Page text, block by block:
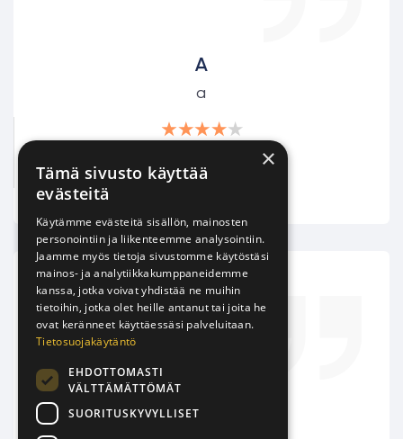
A
a
a ×
Tämä sivusto käyttää
evästeitä
Käytämme evästeitä sisällön, mainosten
personointiin ja liikenteemme analysointiin.
Jaamme myös tietoja sivustomme käytöstäsi
mainos- ja analytiikkakumppaneidemme
kanssa, jotka voivat yhdistää ne muihin
tietoihin, jotka olet heille antanut tai joita he
ovat keränneet käyttäessäsi palveluitaan.
Tietosuojakäytäntö
EHDOTTOMASTI
VÄLTTÄMÄTTÖMÄT
SUORITUSKYVYLLISET